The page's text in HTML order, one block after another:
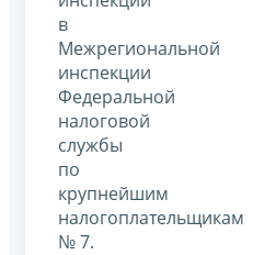
в
Межрегиональной
инспекции
Федеральной
налоговой
службы
по
крупнейшим
налогоплательщикам
№ 7.